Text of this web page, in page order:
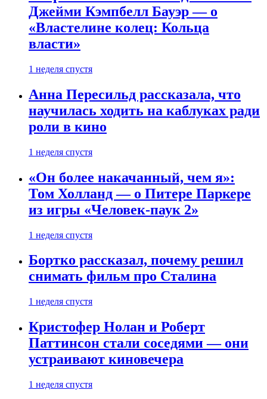
Джейми Кэмпбелл Бауэр — о
«Властелине колец: Кольца
власти»
1 неделя спустя
Анна Пересильд рассказала, что
научилась ходить на каблуках ради
роли в кино
1 неделя спустя
«Он более накачанный, чем я»:
Том Холланд — о Питере Паркере
из игры «Человек-паук 2»
1 неделя спустя
Бортко рассказал, почему решил
снимать фильм про Сталина
1 неделя спустя
Кристофер Нолан и Роберт
Паттинсон стали соседями — они
устраивают киновечера
1 неделя спустя